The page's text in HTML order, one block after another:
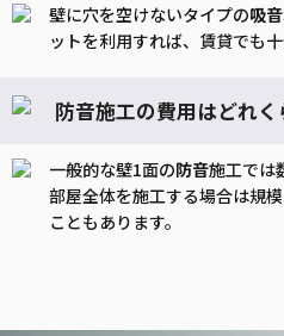
壁に穴を空けないタイプの吸音
ットを利用すれば、賃貸でも
防音施工の費用はどれ
一般的な壁1面の防音施工では
部屋全体を施工する場合は規
こともあります。